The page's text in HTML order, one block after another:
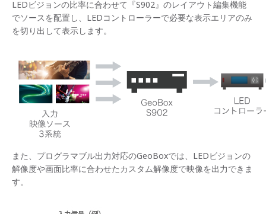
LEDビジョンの比率に合わせて『S902』のレイアウト編集機能
でソースを配置し、LEDコントローラーで必要な表示エリアのみ
を切り出して表示します。
また、プログラマブル出力対応のGeoBoxでは、LEDビジョンの
解像度や画面比率に合わせたカスタム解像度で映像を出力できま
す。